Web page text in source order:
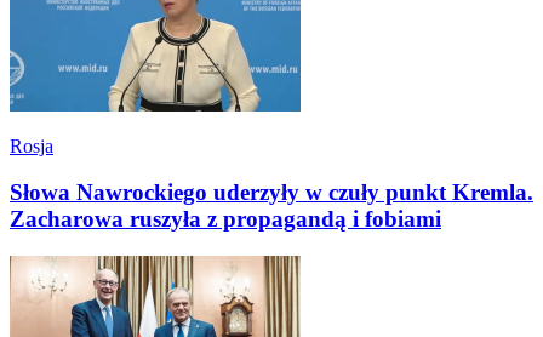
Rosja
Słowa Nawrockiego uderzyły w czuły punkt Kremla.
Zacharowa ruszyła z propagandą i fobiami